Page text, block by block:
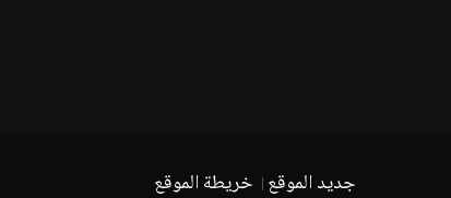
جديد الموقع خريطة الموقع